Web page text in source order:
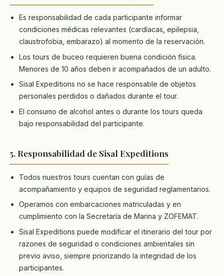
Es responsabilidad de cada participante informar
condiciones médicas relevantes (cardíacas, epilepsia,
claustrofobia, embarazo) al momento de la reservación.
Los tours de buceo requieren buena condición física.
Menores de 10 años deben ir acompañados de un adulto.
Sisal Expeditions no se hace responsable de objetos
personales perdidos o dañados durante el tour.
El consumo de alcohol antes o durante los tours queda
bajo responsabilidad del participante.
5. Responsabilidad de Sisal Expeditions
Todos nuestros tours cuentan con guías de
acompañamiento y equipos de seguridad reglamentarios.
Operamos con embarcaciones matriculadas y en
cumplimiento con la Secretaría de Marina y ZOFEMAT.
Sisal Expeditions puede modificar el itinerario del tour por
razones de seguridad o condiciones ambientales sin
previo aviso, siempre priorizando la integridad de los
participantes.